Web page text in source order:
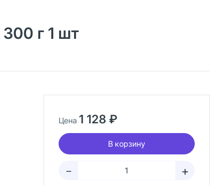
г 1 шт
Цена 1 128 ₽
В корзину
– +